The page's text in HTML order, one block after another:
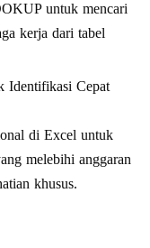
untuk mencari
kerja dari tabel
Identifikasi Cepat
di Excel untuk
melebihi anggaran
khusus.